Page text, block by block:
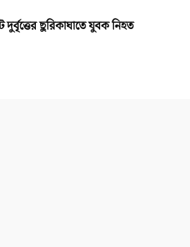
দুর্বৃত্তের ছুরিকাঘাতে যুবক নিহত